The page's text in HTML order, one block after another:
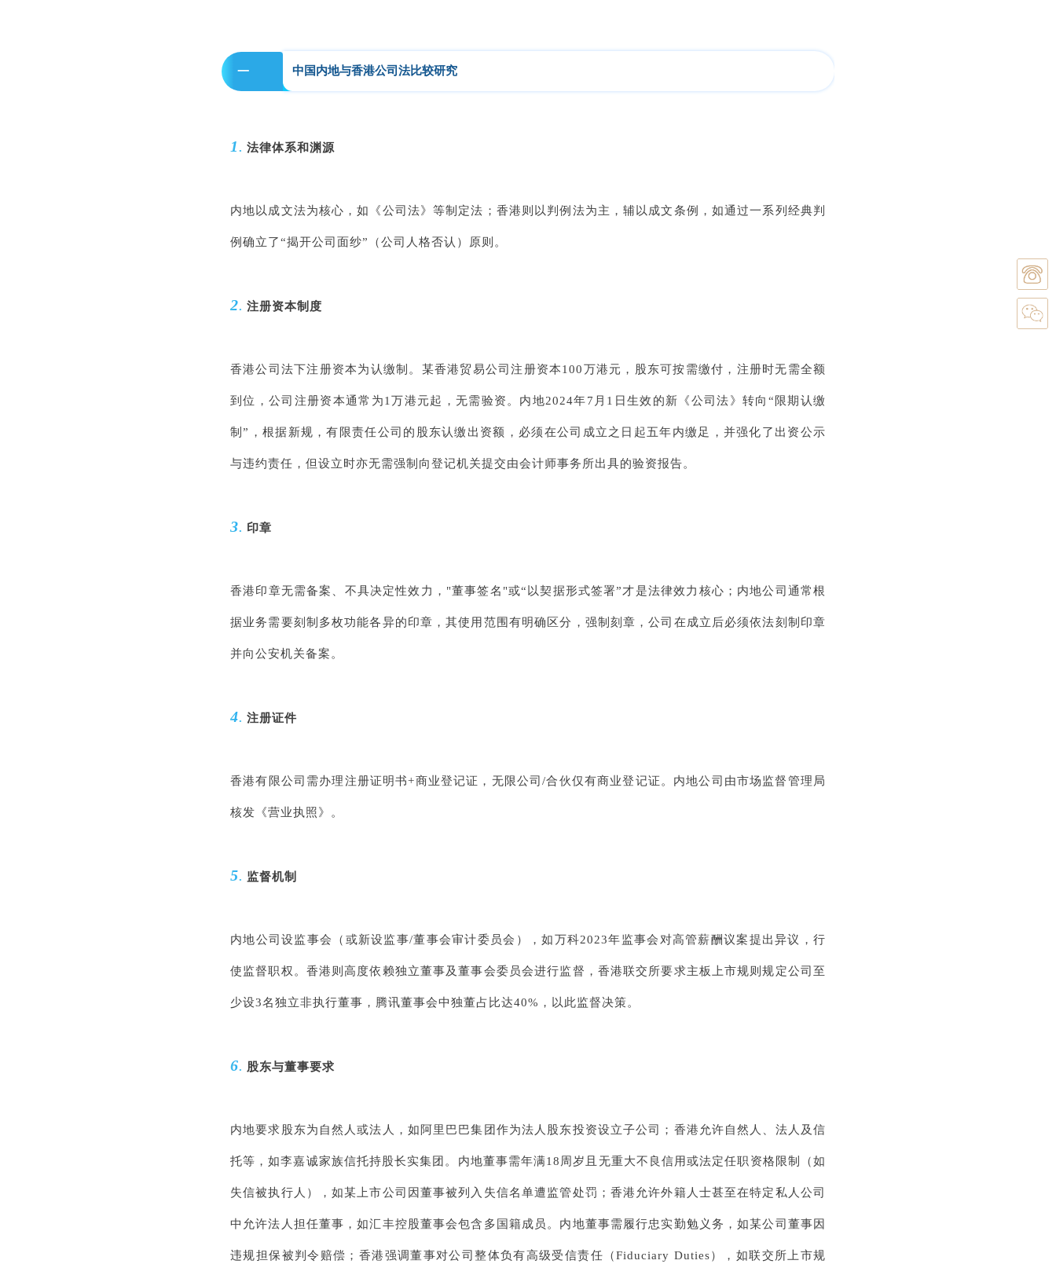
一 中国内地与香港公司法比较研究
1. 法律体系和渊源
内地以成文法为核心，如《公司法》等制定法；香港则以判例法为主，辅以成文条例，如通过一系列经典判
例确立了“揭开公司面纱”（公司人格否认）原则。
2. 注册资本制度
香港公司法下注册资本为认缴制。某香港贸易公司注册资本100万港元，股东可按需缴付，注册时无需全额
到位，公司注册资本通常为1万港元起，无需验资。内地2024年7月1日生效的新《公司法》转向“限期认缴
制”，根据新规，有限责任公司的股东认缴出资额，必须在公司成立之日起五年内缴足，并强化了出资公示
与违约责任，但设立时亦无需强制向登记机关提交由会计师事务所出具的验资报告。
3. 印章
香港印章无需备案、不具决定性效力，"董事签名"或“以契据形式签署”才是法律效力核心；内地公司通常根
据业务需要刻制多枚功能各异的印章，其使用范围有明确区分，强制刻章，公司在成立后必须依法刻制印章
并向公安机关备案。
4. 注册证件
香港有限公司需办理注册证明书+商业登记证，无限公司/合伙仅有商业登记证。内地公司由市场监督管理局
核发《营业执照》。
5. 监督机制
内地公司设监事会（或新设监事/董事会审计委员会），如万科2023年监事会对高管薪酬议案提出异议，行
使监督职权。香港则高度依赖独立董事及董事会委员会进行监督，香港联交所要求主板上市规则规定公司至
少设3名独立非执行董事，腾讯董事会中独董占比达40%，以此监督决策。
6. 股东与董事要求
内地要求股东为自然人或法人，如阿里巴巴集团作为法人股东投资设立子公司；香港允许自然人、法人及信
托等，如李嘉诚家族信托持股长实集团。内地董事需年满18周岁且无重大不良信用或法定任职资格限制（如
失信被执行人），如某上市公司因董事被列入失信名单遭监管处罚；香港允许外籍人士甚至在特定私人公司
中允许法人担任董事，如汇丰控股董事会包含多国籍成员。内地董事需履行忠实勤勉义务，如某公司董事因
违规担保被判令赔偿；香港强调董事对公司整体负有高级受信责任（Fiduciary Duties），如联交所上市规